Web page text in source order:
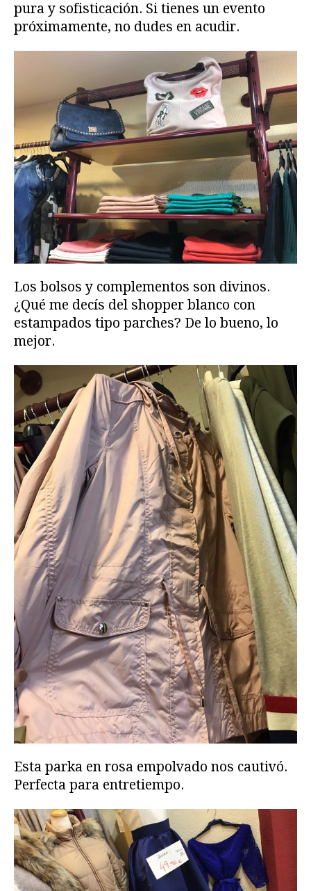
pura y sofisticación. Si tienes un evento
próximamente, no dudes en acudir.
Los bolsos y complementos son divinos.
¿Qué me decís del shopper blanco con
estampados tipo parches? De lo bueno, lo
mejor.
Esta parka en rosa empolvado nos cautivó.
Perfecta para entretiempo.